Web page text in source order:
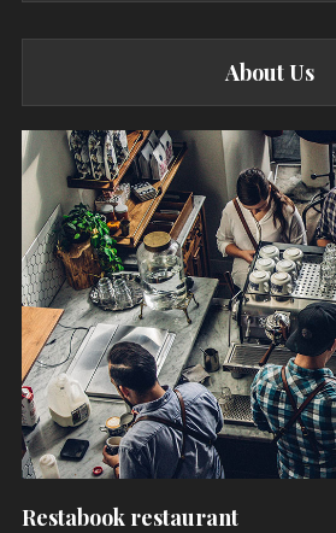
About Us
Restabook restaurant